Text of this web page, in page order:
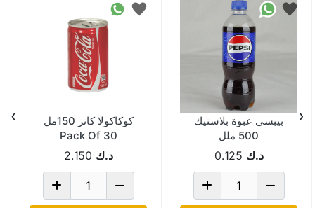
بيبسي عبوة بلاستيك
500 ملل
د.ك 0.125
كوكاكولا كانز 150مل
Pack Of 30
د.ك 2.150
‹
›